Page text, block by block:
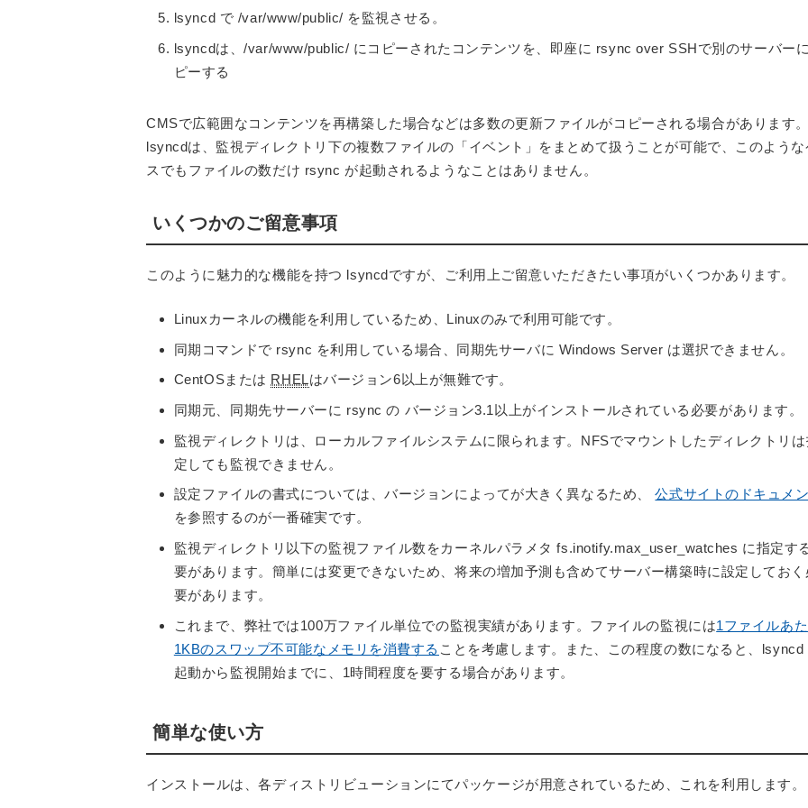
lsyncd で /var/www/public/ を監視させる。
lsyncdは、/var/www/public/ にコピーされたコンテンツを、即座に rsync over SSHで別のサーバー
ピーする
CMSで広範囲なコンテンツを再構築した場合などは多数の更新ファイルがコピーされる場合があります。
lsyncdは、監視ディレクトリ下の複数ファイルの「イベント」をまとめて扱うことが可能で、このような
スでもファイルの数だけ rsync が起動されるようなことはありません。
いくつかのご留意事項
このように魅力的な機能を持つ lsyncdですが、ご利用上ご留意いただきたい事項がいくつかあります。
Linuxカーネルの機能を利用しているため、Linuxのみで利用可能です。
同期コマンドで rsync を利用している場合、同期先サーバに Windows Server は選択できません。
CentOSまたは RHELはバージョン6以上が無難です。
同期元、同期先サーバーに rsync の バージョン3.1以上がインストールされている必要があります。
監視ディレクトリは、ローカルファイルシステムに限られます。NFSでマウントしたディレクトリは
定しても監視できません。
設定ファイルの書式については、バージョンによってが大きく異なるため、公式サイトのドキュメ
を参照するのが一番確実です。
監視ディレクトリ以下の監視ファイル数をカーネルパラメタ fs.inotify.max_user_watches に指定す
要があります。簡単には変更できないため、将来の増加予測も含めてサーバー構築時に設定しておく
要があります。
これまで、弊社では100万ファイル単位での監視実績があります。ファイルの監視には1ファイルあた
1KBのスワップ不可能なメモリを消費する ことを考慮します。また、この程度の数になると、lsyncd
起動から監視開始までに、1時間程度を要する場合があります。
簡単な使い方
インストールは、各ディストリビューションにてパッケージが用意されているため、これを利用します。